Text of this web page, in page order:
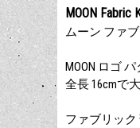
MOON Fabric
ムーン ファ
MOON ロゴ
全長 16cmで
ファブリック